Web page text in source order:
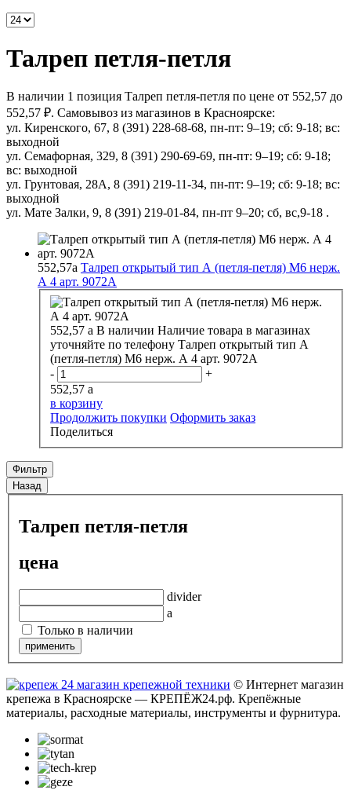
Талреп петля-петля
В наличии 1 позиция Талреп петля-петля по цене от 552,57 до
552,57 ₽. Самовывоз из магазинов в Красноярске:
ул. Киренского, 67, 8 (391) 228-68-68, пн-пт: 9–19; сб: 9-18; вс:
выходной
ул. Семафорная, 329, 8 (391) 290-69-69, пн-пт: 9–19; сб: 9-18;
вс: выходной
ул. Грунтовая, 28А, 8 (391) 219-11-34, пн-пт: 9–19; сб: 9-18; вс:
выходной
ул. Мате Залки, 9, 8 (391) 219-01-84, пн-пт 9–20; сб, вс,9-18 .
552,57a Талреп открытый тип А (петля-петля) М6 нерж.
А 4 арт. 9072А
552,57 a В наличии Наличие товара в магазинах
уточняйте по телефону Талреп открытый тип А
(петля-петля) М6 нерж. А 4 арт. 9072А
-
+
552,57 a
в корзину
Продолжить покупки Оформить заказ
Поделиться
Фильтр
Назад
Талреп петля-петля
цена
divider
a
Только в наличии
© Интернет магазин
крепежа в Красноярске — КРЕПЁЖ24.рф. Крепёжные
материалы, расходные материалы, инструменты и фурнитура.